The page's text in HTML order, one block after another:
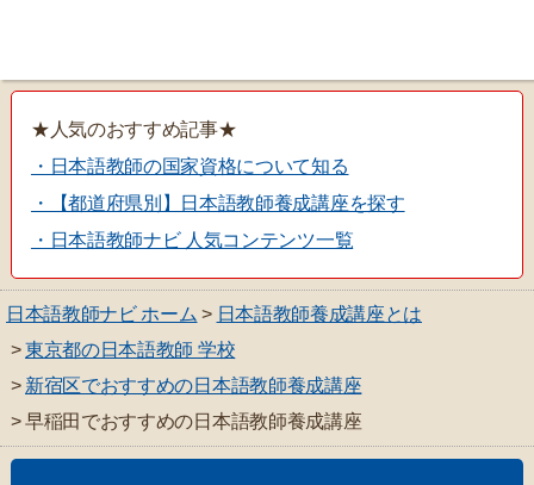
★人気のおすすめ記事★
・日本語教師の国家資格について知る
・【都道府県別】日本語教師養成講座を探す
・日本語教師ナビ 人気コンテンツ一覧
日本語教師ナビ ホーム > 日本語教師養成講座とは
>東京都の日本語教師 学校
> 新宿区でおすすめの日本語教師養成講座
> 早稲田でおすすめの日本語教師養成講座